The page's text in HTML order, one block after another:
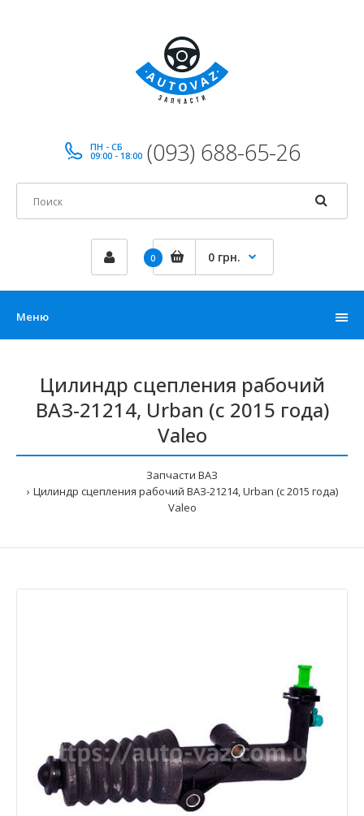
ПН - СБ
09:00 - 18:00 (093) 688-65-26
0 0 грн.
Меню
Цилиндр сцепления рабочий
ВАЗ-21214, Urban (с 2015 года)
Valeo
Запчасти ВАЗ
Цилиндр сцепления рабочий ВАЗ-21214, Urban (с 2015 года)
Valeo